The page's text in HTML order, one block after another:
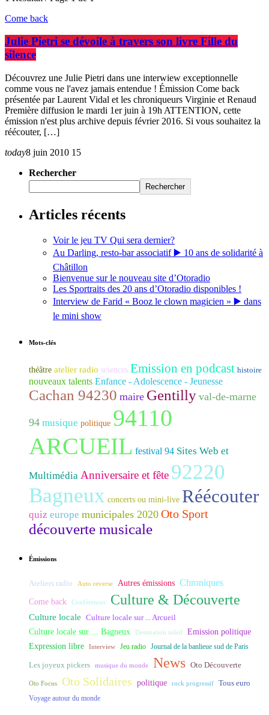
Come back
Julie Pietri se dévoile à travers son livre Fille du
silence
Découvrez une Julie Pietri dans une interwiew exceptionnelle
comme vous ne l'avez jamais entendue ! Émission Come back
présentée par Laurent Vidal et les chroniqueurs Virginie et Renaud
Première diffusion le mardi 1er juin à 19h ATTENTION, cette
émission n'est plus archive depuis février 2016. Si vous souhaitez la
réécouter, […]
today8 juin 2010 15
Rechercher
Rechercher
Articles récents
Voir le jeu TV Qui sera dernier?
Au Darling, resto-bar associatif ▶️ 10 ans de solidarité à
Châtillon
Bienvenue sur le nouveau site d’Otoradio
Les Sportraits des 20 ans d’Otoradio disponibles !
Interview de Farid « Booz le clown magicien » ▶️ dans
le mini show
Mots-clés
théâtre atelier radio sciences Emission en podcast histoire
nouveaux talents Enfance - Adolescence - Jeunesse
Cachan 94230 maire Gentilly val-de-marne
94 musique politique 94110
ARCUEIL festival 94 Sites Web et
Multimédia Anniversaire et fête 92220
Bagneux concerts ou mini-live Réécouter
quiz europe municipales 2020 Oto Sport
découverte musicale
Émissions
Ateliers radio Auto reverse Autres émissions Chroniques
Come back Conférences Culture & Découverte
Culture locale Culture locale sur ... Arcueil
Culture locale sur ... Bagneux Destination soleil Emission politique
Expression libre Interview Jeu radio Journal de la banlieue sud de Paris
Les joyeux pickers musique du monde News Oto Découverte
Oto Focus Oto Solidaires politique rock progressif Tous euro
Voyage autour du monde